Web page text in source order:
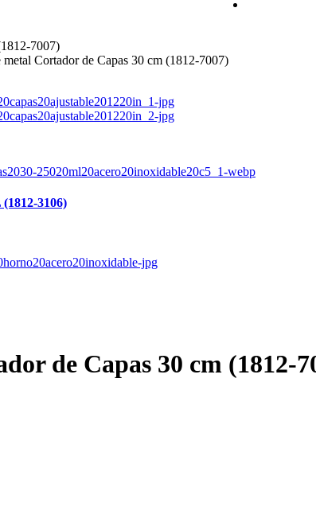
7007)
Cortador de Capas 30 cm (1812-7007)
3106)
de Capas 30 cm (1812-